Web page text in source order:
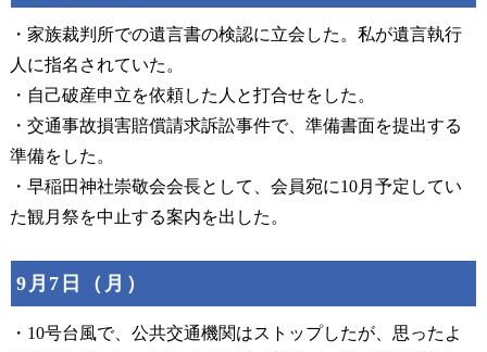
・家族裁判所での遺言書の検認に立会した。私が遺言執行
人に指名されていた。
・自己破産申立を依頼した人と打合せをした。
・交通事故損害賠償請求訴訟事件で、準備書面を提出する
準備をした。
・早稲田神社崇敬会会長として、会員宛に10月予定してい
た観月祭を中止する案内を出した。
9月7日（月）
・10号台風で、公共交通機関はストップしたが、思ったよ